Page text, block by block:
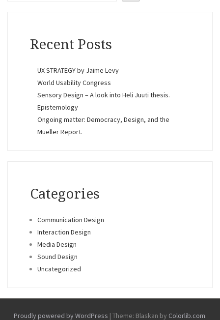
Recent Posts
UX STRATEGY by Jaime Levy
World Usability Congress
Sensory Design – A look into Heli Juuti thesis.
Epistemology
Ongoing matter: Democracy, Design, and the
Mueller Report.
Categories
Communication Design
Interaction Design
Media Design
Sound Design
Uncategorized
Proudly powered by WordPress | Theme: Blaskan by Colorlib.com.